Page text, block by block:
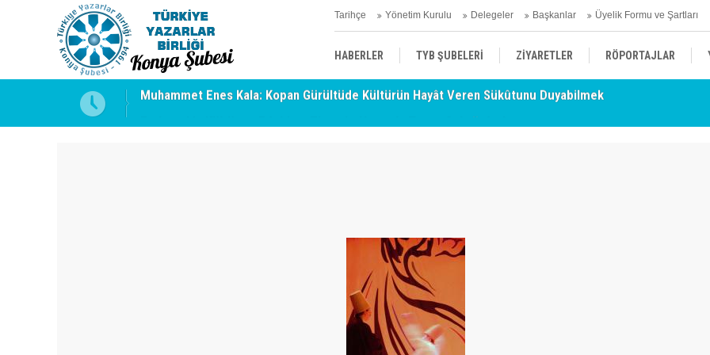
Tarihçe Yönetim Kurulu Delegeler Başkanlar Üyelik Formu ve Şartları
HABERLER TYB ŞUBELERİ ZİYARETLER RÖPORTAJLAR
ÜYELERİMİZDEN HABERLER KENDİNİ ARAYAN ŞEHİR
Erzincan’da Kültür ve Edebiyat Zirvesi - Nurettin Topçu Sokağı Açılışı